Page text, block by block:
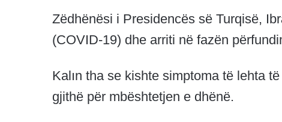
Zëdhënësi i Presidencës së Turqisë,
(COVID-19) dhe arriti në fazën
Kalın tha se kishte simptoma të lehta
gjithë për mbështetjen e dhënë.